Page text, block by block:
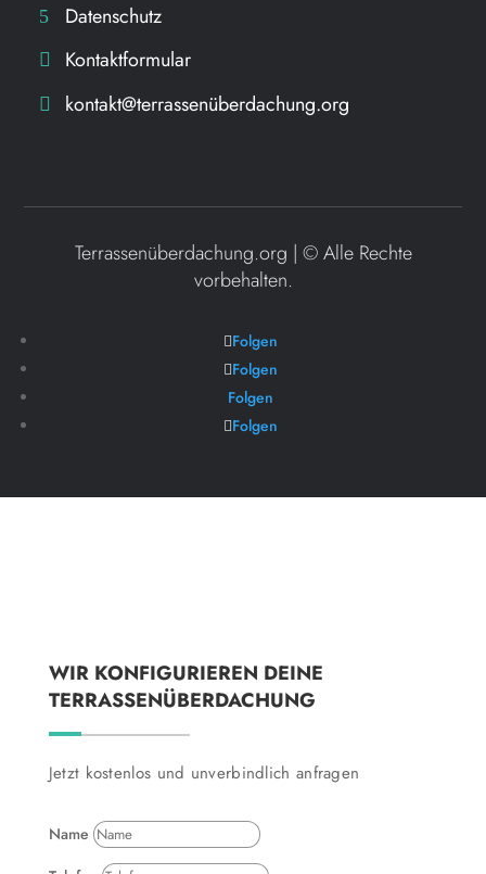
Datenschutz
Kontaktformular
kontakt@terrassenüberdachung.org
Terrassenüberdachung.org | ©Alle Rechte
vorbehalten.
Folgen
Folgen
Folgen
Folgen
WIR KONFIGURIEREN DEINE
TERRASSENÜBERDACHUNG
Jetzt kostenlos und unverbindlich anfragen
Name